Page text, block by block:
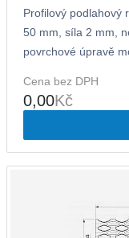
Profilový podlahový
50 mm, síla 2 mm,
povrchové úpravě
Cena bez DPH
0,00Kč